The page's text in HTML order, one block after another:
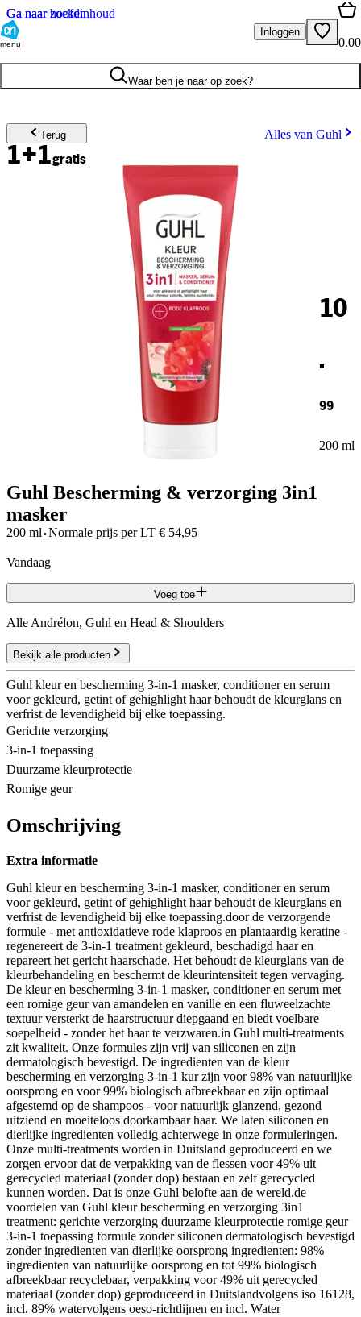
Ga naar hoofdinhoud
Ga naar zoeken
menu
Inloggen
0.00
Waar ben je naar op zoek?
Terug Alles van Guhl
1+1gratis
10
.
99
200 ml
Guhl Bescherming & verzorging 3in1
masker
200 ml·Normale prijs per LT € 54,95
vandaag
Voeg toe
Alle Andrélon, Guhl en Head & Shoulders
Bekijk alle producten
Guhl kleur en bescherming 3-in-1 masker, conditioner en serum
voor gekleurd, getint of gehighlight haar behoudt de kleurglans en
verfrist de levendigheid bij elke toepassing.
Gerichte verzorging
3-in-1 toepassing
Duurzame kleurprotectie
Romige geur
Omschrijving
Extra informatie
Guhl kleur en bescherming 3-in-1 masker, conditioner en serum
voor gekleurd, getint of gehighlight haar behoudt de kleurglans en
verfrist de levendigheid bij elke toepassing.door de verzorgende
formule - met antioxidatieve rode klaproos en plantaardig keratine -
regenereert de 3-in-1 treatment gekleurd, beschadigd haar en
repareert het gericht haarschade. Het behoudt de kleurglans van de
kleurbehandeling en beschermt de kleurintensiteit tegen vervaging.
De kleur en bescherming 3-in-1 masker, conditioner en serum met
een romige geur van amandelen en vanille en een fluweelzachte
textuur versterkt de haarstructuur diepgaand en biedt voelbare
soepelheid - zonder het haar te verzwaren.in Guhl multi-treatments
zit kwaliteit. Onze formules zijn vrij van siliconen en zijn
dermatologisch bevestigd. De ingredienten van de kleur
bescherming en verzorging 3-in-1 kur zijn voor 98% van natuurlijke
oorsprong en voor 99% biologisch afbreekbaar en zijn optimaal
afgestemd op de shampoos - voor natuurlijk glanzend, gezond
uitziend en moeiteloos doorkambaar haar. We laten siliconen en
dierlijke ingredienten volledig achterwege in onze formuleringen.
Onze multi-treatments worden in Duitsland geproduceerd en we
zorgen ervoor dat de verpakking van de flessen voor 49% uit
gerecycled materiaal (zonder dop) bestaan en zelf gerecycled
kunnen worden. Dat is onze Guhl belofte aan de wereld.de
voordelen van Guhl kleur bescherming en verzorging 3in1
treatment: gerichte verzorging duurzame kleurprotectie romige geur
3-in-1 toepassing formule zonder siliconen dermatologisch bevestigd
zonder ingredienten van dierlijke oorsprong ingredienten: 98%
ingredienten van natuurlijke oorsprong en tot 99% biologisch
afbreekbaar recyclebaar, verpakking voor 49% uit gerecycled
materiaal (zonder dop) geproduceerd in Duitslandvolgens iso 16128,
incl. 89% watervolgens oeso-richtlijnen en incl. Water